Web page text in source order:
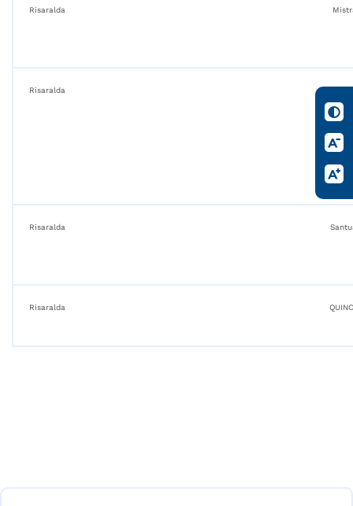
Risaralda
Risaralda
Risaralda
Risaralda